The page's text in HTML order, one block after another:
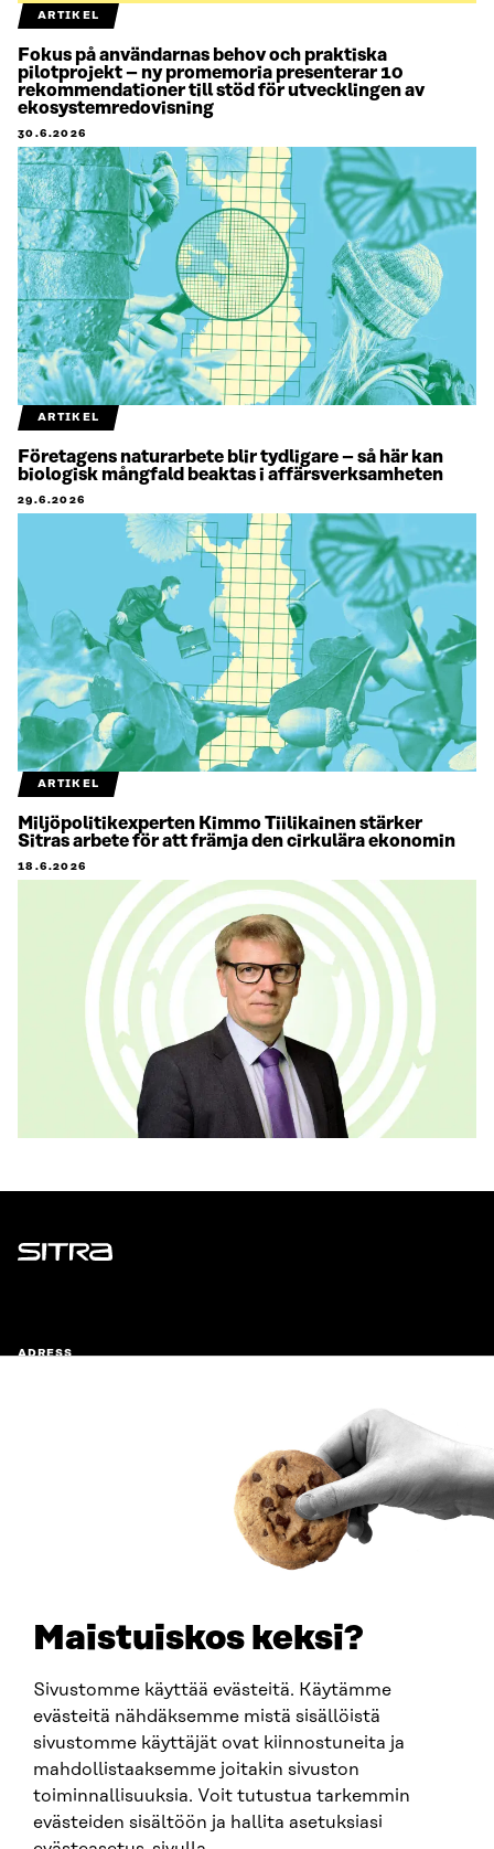
Maistuiskos keksi?
Sivustomme käyttää evästeitä. Käytämme
evästeitä nähdäksemme mistä sisällöistä
sivustomme käyttäjät ovat kiinnostuneita ja
mahdollistaaksemme joitakin sivuston
toiminnallisuuksia. Voit tutustua tarkemmin
evästeiden sisältöön ja hallita asetuksiasi
ARTIKEL
Fokus på användarnas behov och praktiska
pilotprojekt – ny promemoria presenterar 10
rekommendationer till stöd för utvecklingen av
ekosystemredovisning
30.6.2026
ARTIKEL
Företagens naturarbete blir tydligare – så här kan
biologisk mångfald beaktas i affärsverksamheten
29.6.2026
ARTIKEL
Miljöpolitikexperten Kimmo Tiilikainen stärker
Sitras arbete för att främja den cirkulära ekonomin
18.6.2026
Sitra
ADRESS
fornamn.efternamn@sitra.fi
SITRA PÅ SOCIALA MEDIER
LinkedIn
Instagram
YouTube